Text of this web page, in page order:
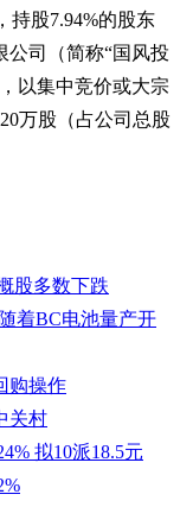
持股7.94%的股东
公司（简称“国风投
以集中竞价或大宗
万股（占公司总股
股多数下跌
着BC电池量产开
购操作
关村
拟10派18.5元